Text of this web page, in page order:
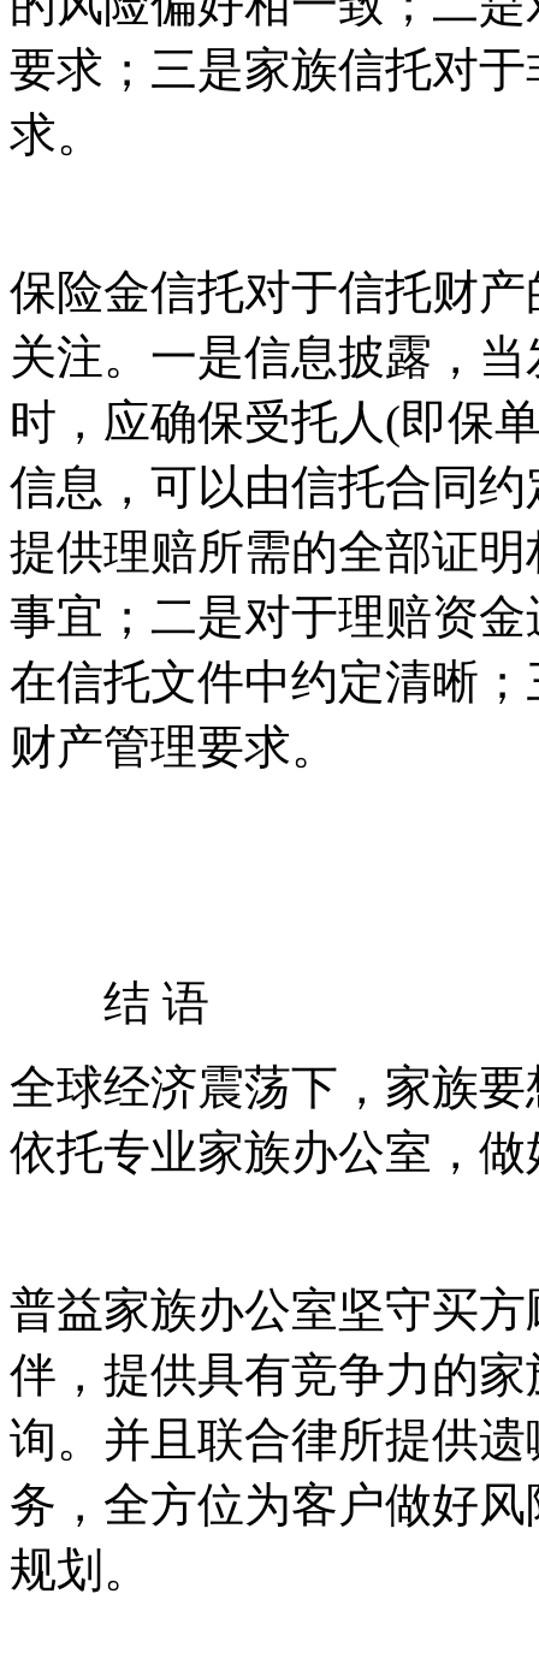
要求；三是家族信托对
求。
保险金信托对于信托财
关注。一是信息披露，
时，应确保受托人(即保
信息，可以由信托合同
提供理赔所需的全部证
事宜；二是对于理赔资
在信托文件中约定清晰
财产管理要求。
结 语
全球经济震荡下，家族
依托专业家族办公室，
普益家族办公室坚守买
伴，提供具有竞争力的
询。并且联合律所提供
务，全方位为客户做好
规划。